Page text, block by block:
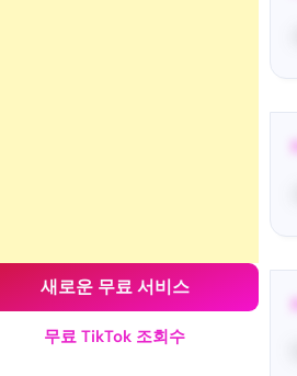
새로운 무료 서비스
무료 TikTok 조회수